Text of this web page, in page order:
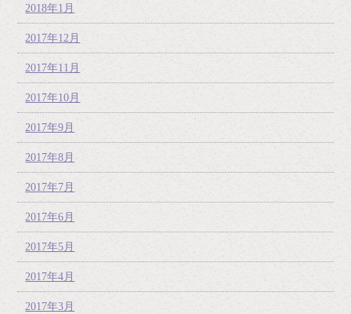
2018年1月
2017年12月
2017年11月
2017年10月
2017年9月
2017年8月
2017年7月
2017年6月
2017年5月
2017年4月
2017年3月